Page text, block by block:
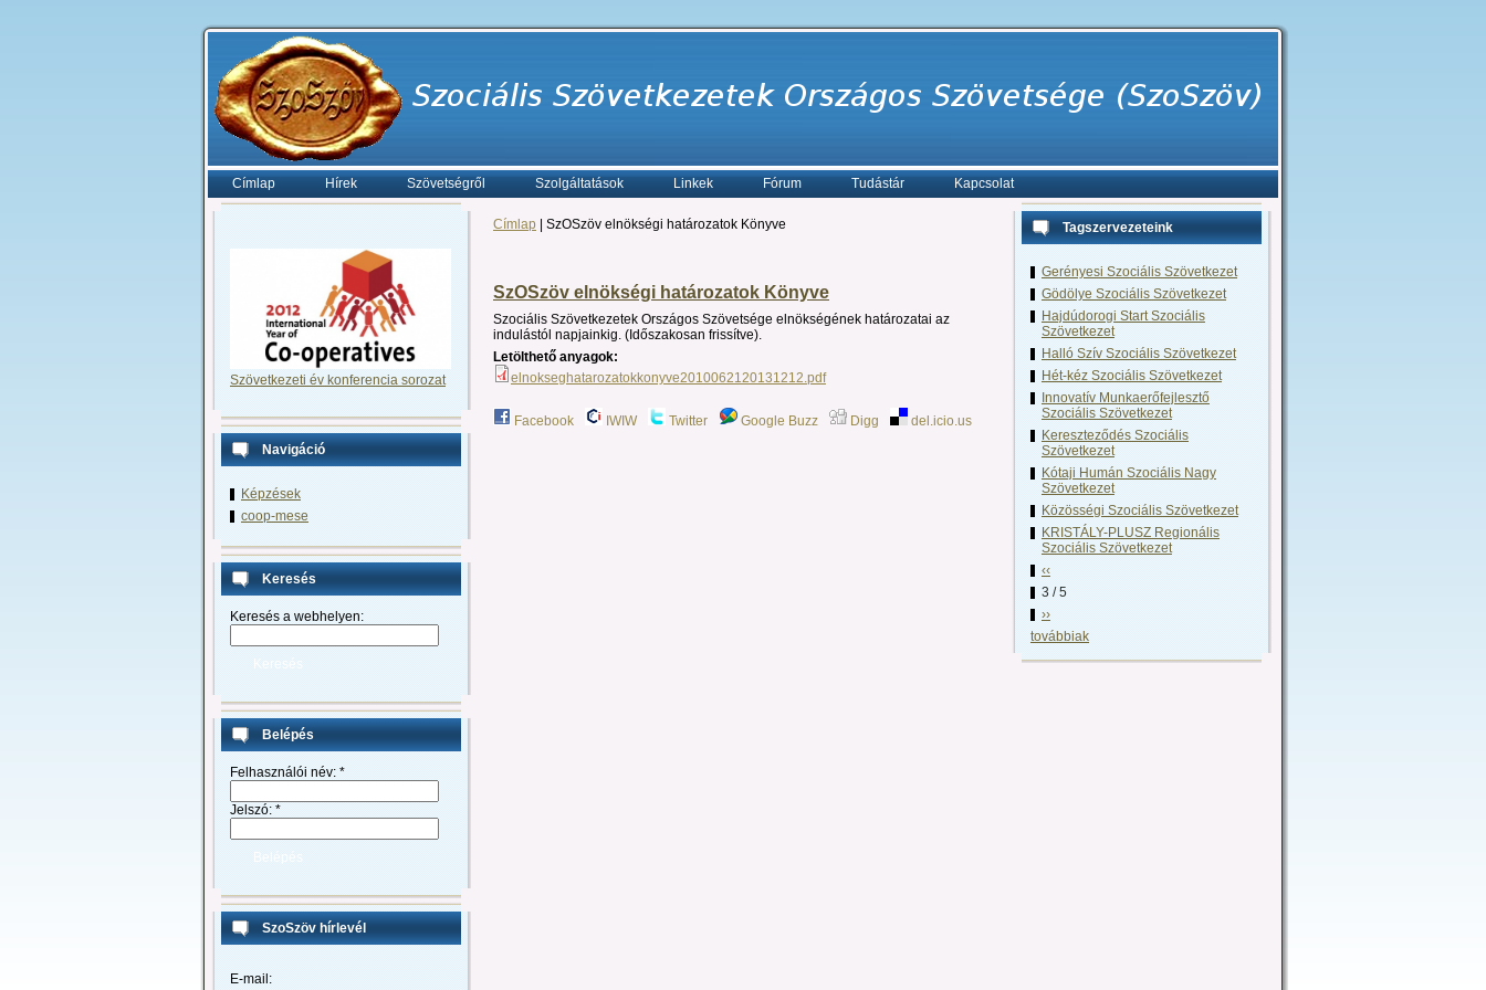
Címlap Hírek Szövetségről Szolgáltatások Linkek Fórum Tudástár Kapcsolat
Szövetkezeti év konferencia sorozat
Navigáció
Képzések
coop-mese
Keresés
Keresés a webhelyen:
Belépés
Felhasználói név: *
Jelszó: *
SzoSzöv hírlevél
E-mail:
Címlap | SzOSzöv elnökségi határozatok Könyve
SzOSzöv elnökségi határozatok Könyve
Szociális Szövetkezetek Országos Szövetsége elnökségének határozatai az
indulástól napjainkig. (Időszakosan frissítve).
Letölthető anyagok:
elnokseghatarozatokkonyve2010062120131212.pdf
Facebook IWIW Twitter Google Buzz Digg del.icio.us
Tagszervezeteink
Gerényesi Szociális Szövetkezet
Gödölye Szociális Szövetkezet
Hajdúdorogi Start Szociális
Szövetkezet
Halló Szív Szociális Szövetkezet
Hét-kéz Szociális Szövetkezet
Innovatív Munkaerőfejlesztő
Szociális Szövetkezet
Kereszteződés Szociális
Szövetkezet
Kótaji Humán Szociális Nagy
Szövetkezet
Közösségi Szociális Szövetkezet
KRISTÁLY-PLUSZ Regionális
Szociális Szövetkezet
‹‹
3 / 5
››
továbbiak